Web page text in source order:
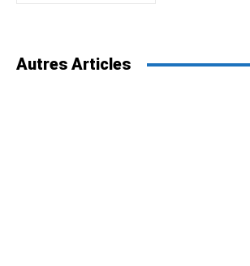
Autres Articles